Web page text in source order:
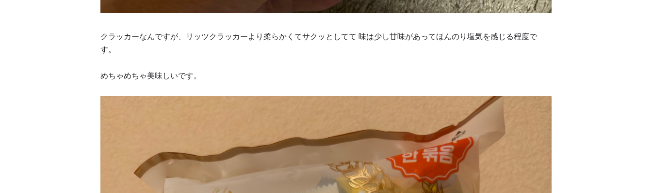
クラッカーなんですが、リッツクラッカーより柔らかくてサクッとしてて 味は少し甘味があってほんのり塩気を感じる程度で
す。
めちゃめちゃ美味しいです。